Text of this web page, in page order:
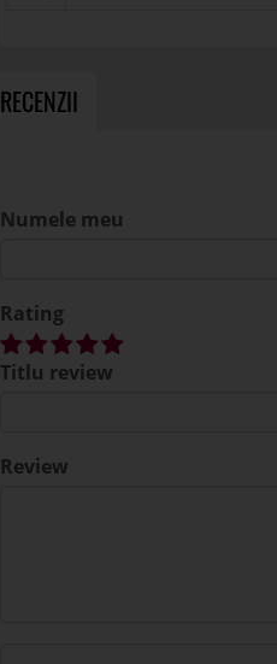
RECENZII
Numele meu
Rating
Titlu review
Review